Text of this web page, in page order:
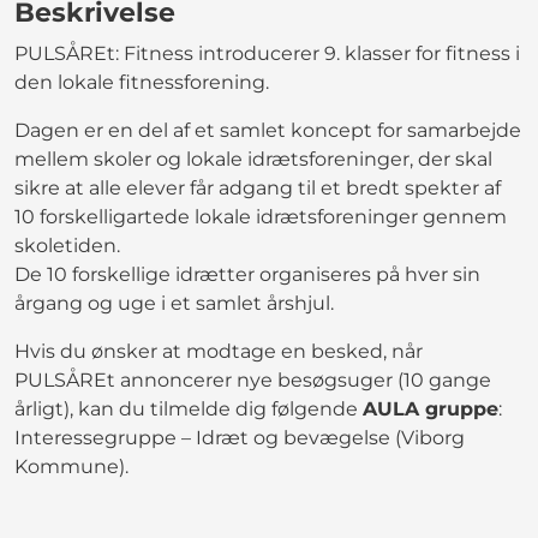
Beskrivelse
PULSÅREt: Fitness introducerer 9. klasser for fitness i
den lokale fitnessforening.
Dagen er en del af et samlet koncept for samarbejde
mellem skoler og lokale idrætsforeninger, der skal
sikre at alle elever får adgang til et bredt spekter af
10 forskelligartede lokale idrætsforeninger gennem
skoletiden.
De 10 forskellige idrætter organiseres på hver sin
årgang og uge i et samlet årshjul.
Hvis du ønsker at modtage en besked, når
PULSÅREt annoncerer nye besøgsuger (10 gange
årligt), kan du tilmelde dig følgende AULA gruppe:
Interessegruppe – Idræt og bevægelse (Viborg
Kommune).